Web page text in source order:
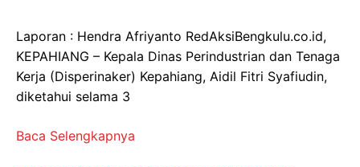
Laporan : Hendra Afriyanto RedAksiBengkulu.co.id,
KEPAHIANG – Kepala Dinas Perindustrian dan Tenaga
Kerja (Disperinaker) Kepahiang, Aidil Fitri Syafiudin,
diketahui selama 3
Baca Selengkapnya